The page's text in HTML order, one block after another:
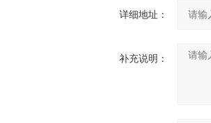
详细地址：
补充说明：